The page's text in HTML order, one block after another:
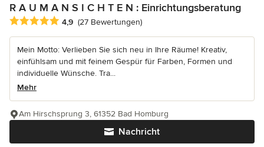
R A U M A N S I C H T E N : Einrichtungsberatung
Durchschnittliche Bewertung: 4.9 von 5 Sternen
4,9 (27 Bewertungen)
Mein Motto: Verlieben Sie sich neu in Ihre Räume! Kreativ,
einfühlsam und mit feinem Gespür für Farben, Formen und
individuelle Wünsche. Tra...
Mehr
Nachricht
Am Hirschsprung 3, 61352 Bad Homburg